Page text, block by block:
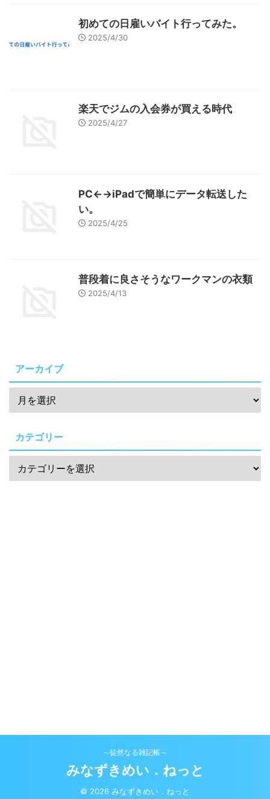
初めての日雇いバイト行ってみた。
2025/4/30
楽天でジムの入会券が買える時代
2025/4/27
PC←→iPadで簡単にデータ転送した
い。
2025/4/25
普段着に良さそうなワークマンの衣類
2025/4/13
アーカイブ
カテゴリー
～徒然なる雑記帳～
みなずきめい．ねっと
© 2026 みなずきめい．ねっと